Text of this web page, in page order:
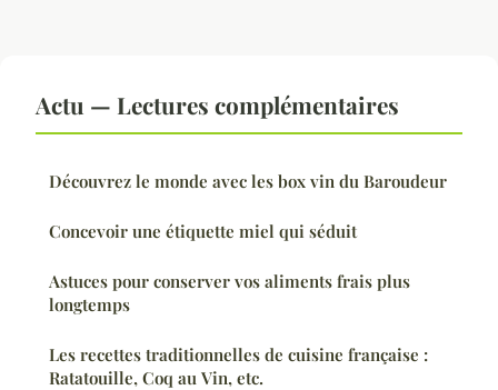
Actu — Lectures complémentaires
Découvrez le monde avec les box vin du Baroudeur
Concevoir une étiquette miel qui séduit
Astuces pour conserver vos aliments frais plus
longtemps
Les recettes traditionnelles de cuisine française :
Ratatouille, Coq au Vin, etc.